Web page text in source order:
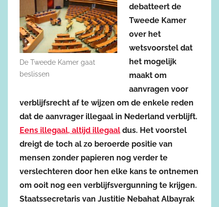
De Tweede Kamer gaat
beslissen
debatteert de
Tweede Kamer
over het
wetsvoorstel dat
het mogelijk
maakt om
aanvragen voor
verblijfsrecht af te wijzen om de enkele reden
dat de aanvrager illegaal in Nederland verblijft.
Eens illegaal, altijd illegaal dus. Het voorstel
dreigt de toch al zo beroerde positie van
mensen zonder papieren nog verder te
verslechteren door hen elke kans te ontnemen
om ooit nog een verblijfsvergunning te krijgen.
Staatssecretaris van Justitie Nebahat Albayrak